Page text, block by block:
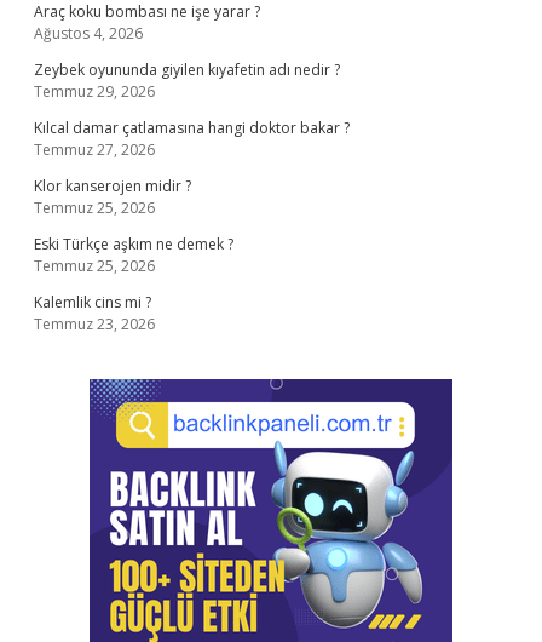
Araç koku bombası ne işe yarar ?
Ağustos 4, 2026
Zeybek oyununda giyilen kıyafetin adı nedir ?
Temmuz 29, 2026
Kılcal damar çatlamasına hangi doktor bakar ?
Temmuz 27, 2026
Klor kanserojen midir ?
Temmuz 25, 2026
Eski Türkçe aşkım ne demek ?
Temmuz 25, 2026
Kalemlik cins mi ?
Temmuz 23, 2026